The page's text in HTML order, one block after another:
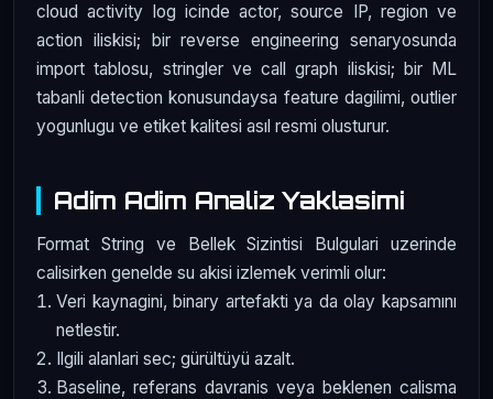
cloud activity log icinde actor, source IP, region ve
action iliskisi; bir reverse engineering senaryosunda
import tablosu, stringler ve call graph iliskisi; bir ML
tabanli detection konusundaysa feature dagilimi, outlier
yogunlugu ve etiket kalitesi asıl resmi olusturur.
Adim Adim Analiz Yaklasimi
Format String ve Bellek Sizintisi Bulgulari uzerinde
calisirken genelde su akisi izlemek verimli olur:
Veri kaynagini, binary artefakti ya da olay kapsamını
netlestir.
Ilgili alanlari sec; gürültüyü azalt.
Baseline, referans davranis veya beklenen calisma